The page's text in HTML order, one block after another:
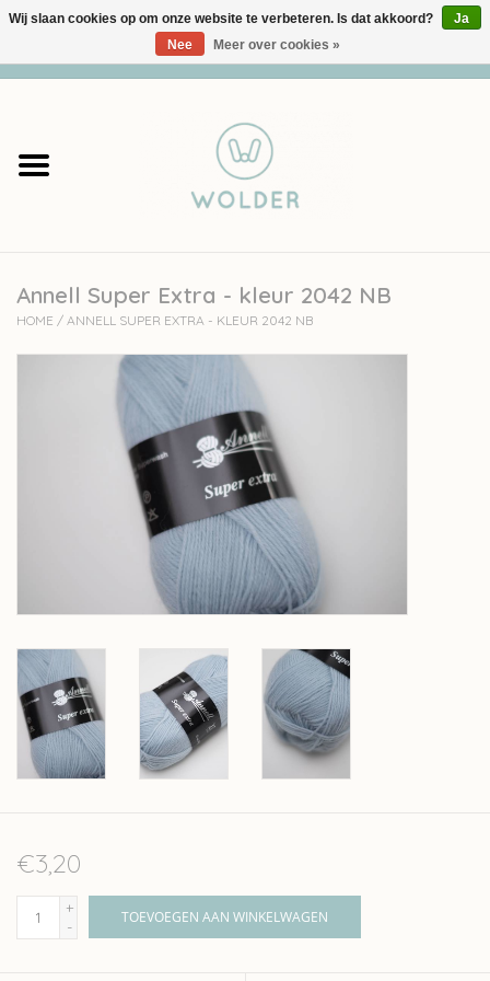
Garens
Accessoires
workshops
Annell Super Extra - kleur 2042 NB
HOME / ANNELL SUPER EXTRA - KLEUR 2042 NB
€3,20
+
-
TOEVOEGEN AAN WINKELWAGEN
Wij slaan cookies op om onze website te verbeteren. Is dat akkoord?
Ja
Nee
Meer over cookies »